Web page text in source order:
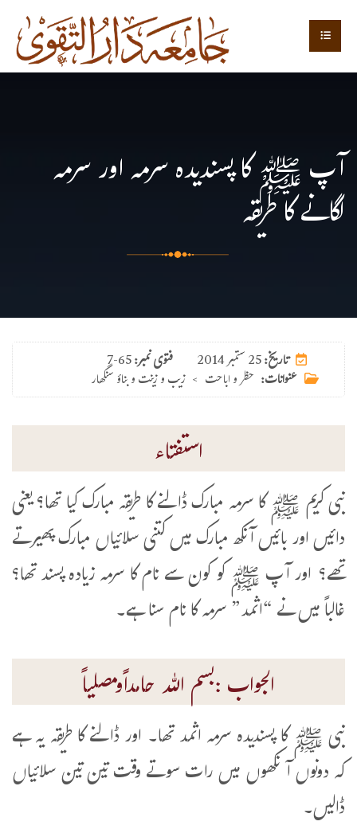
آپ ﷺ کا پسندیدہ سرمہ اور سرمہ
لگانے کا طریقہ
فتوی نمبر:7-65 تاریخ:25 ستمبر 2014
عنوانات: حظر و اباحت > زیب و زینت و بناؤ سنگھار
استفتاء
نبی کریم ﷺ کا سرمہ مبارک ڈالنے کا طریقہ مبارک کیا تھا؟ یعنی
دائیں اور بائیں آنکھ مبارک میں کتنی سلائیاں مبارک پھیرتے
تھے؟ اور آپ ﷺ کو کون سے نام کا سرمہ زیادہ پسند تھا؟
غالباً میں نے “اثمد” سرمہ کا نام سنا ہے۔
الجواب :بسم اللہ حامداًومصلیاً
نبی ﷺ کا پسندیدہ سرمہ اثمد تھا۔ اور ڈالنے کا طریقہ یہ ہے
کہ دونوں آنکھوں میں رات سوتے وقت تین تین سلائیاں
ڈالیں۔